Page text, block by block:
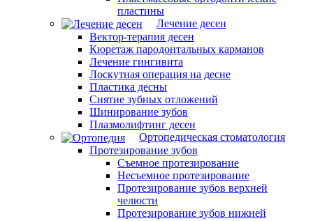
пластины
Лечение десен
Вектор-терапия десен
Кюретаж пародонтальных карманов
Лечение гингивита
Лоскутная операция на десне
Пластика десны
Снятие зубных отложений
Шинирование зубов
Плазмолифтинг десен
Ортопедическая стоматология
Протезирование зубов
Съемное протезирование
Несъемное протезирование
Протезирование зубов верхней
челюсти
Протезирование зубов нижней